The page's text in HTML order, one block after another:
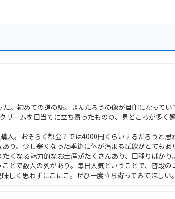
。初めての道の駅。きんたろうの像が目印になってい
ームを目当てに立ち寄ったものの、見どころが多く
入。おそらく都会？では4000円くらいするだろうと思
り。少し寒くなった季節に体が温まる試飲がとてもあ
くなる魅力的なお土産がたくさんあり、目移りばかり。
とで数人の列があり。毎日人気ということで、普段の
しく思わずにこにこ。ぜひ一度立ち寄ってみてほしい。